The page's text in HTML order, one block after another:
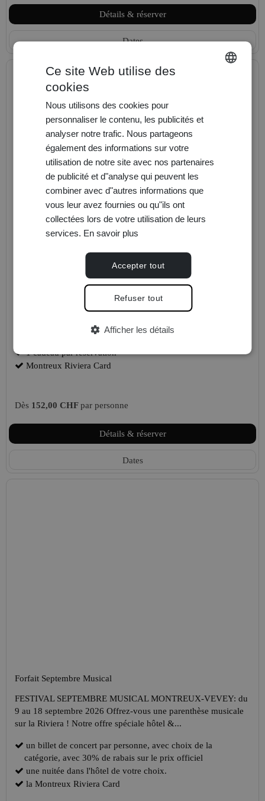
Détails & réserver
Dates
Fondé en 2010, Nox Orae est un festival de musiques actuelles
à taille humaine, proposant une programmation en dehors des
1 nuit dans l'hôtel de votre choix
1 cadeau par réservation
Montreux Riviera Card
Dès 152,00 CHF par personne
Détails & réserver
Dates
Forfait Septembre Musical
FESTIVAL SEPTEMBRE MUSICAL MONTREUX-VEVEY: du
9 au 18 septembre 2026 Offrez-vous une parenthèse musicale
sur la Riviera ! Notre offre spéciale hôtel &...
un billet de concert par personne, avec choix de la
catégorie, avec 30% de rabais sur le prix officiel
une nuitée dans l'hôtel de votre choix.
la Montreux Riviera Card
Ce site Web utilise des
cookies
Nous utilisons des cookies pour
personnaliser le contenu, les publicités et
analyser notre trafic. Nous partageons
également des informations sur votre
utilisation de notre site avec nos partenaires
de publicité et d"analyse qui peuvent les
combiner avec d"autres informations que
vous leur avez fournies ou qu"ils ont
collectées lors de votre utilisation de leurs
services. En savoir plus
Accepter tout
Refuser tout
Afficher les détails